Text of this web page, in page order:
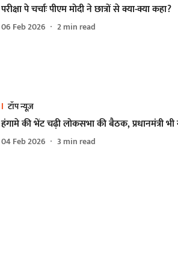
परीक्षा पे चर्चाः पीएम मोदी ने छात्रों से क्या-क्या कहा?
06 Feb 2026 2min read
टॉप न्यूज़
हंगामे की भेंट चढ़ी लोकसभा की बैठक, प्रधानमंत्री भी
04 Feb 2026 3 min read